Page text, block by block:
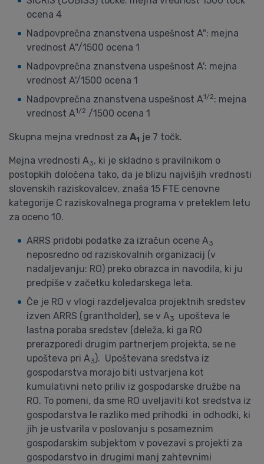
ocena 4
Nadpovprečna znanstvena uspešnost A": mejna
vrednost A"/1500 ocena 1
Nadpovprečna znanstvena uspešnost A': mejna
vrednost A'/1500 ocena 1
Nadpovprečna znanstvena uspešnost A1/2: mejna
vrednost A1/2 /1500 ocena 1
Skupna mejna vrednost za A1 je 7 točk.
Mejna vrednosti A3, ki je skladno s pravilnikom o
postopkih določena tako, da je blizu najvišjih vrednosti
slovenskih raziskovalcev, znaša 15 FTE cenovne
kategorije C raziskovalnega programa v preteklem letu
za oceno 10.
ARRS pridobi podatke za izračun ocene A3
neposredno od raziskovalnih organizacij (v
nadaljevanju: RO) preko obrazca in navodila, ki ju
predpiše v začetku koledarskega leta.
Če je RO v vlogi razdeljevalca projektnih sredstev
izven ARRS (grantholder), se v A3
upošteva le
lastna poraba sredstev (deleža, ki ga RO
prerazporedi drugim partnerjem projekta, se ne
upošteva pri A3). Upoštevana sredstva iz
gospodarstva morajo biti ustvarjena kot
kumulativni neto priliv iz gospodarske družbe na
RO. To pomeni, da sme RO uveljaviti kot sredstva iz
gospodarstva le razliko med prihodki in odhodki, ki
jih je ustvarila v poslovanju s posameznim
gospodarskim subjektom v povezavi s projekti za
gospodarstvo in drugimi manj zahtevnimi